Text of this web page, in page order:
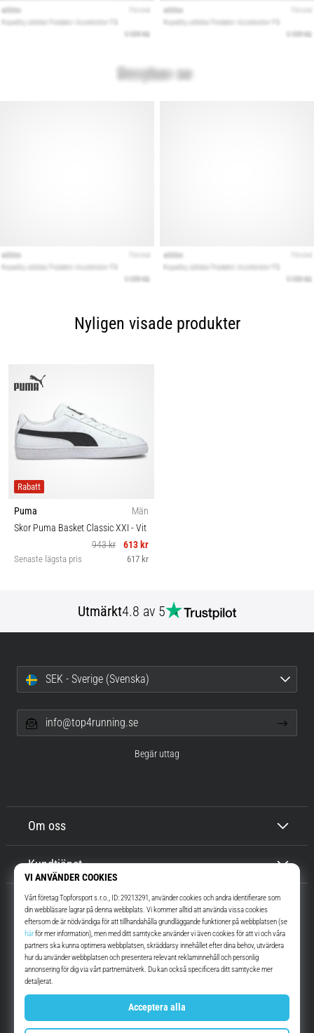
Nyligen visade produkter
Rabatt
Puma
Män
Skor Puma Basket Classic XXI- Vit
943 kr
613 kr
Senaste lägsta pris 617 kr
Utmärkt4.8 av 5
Top4Running.se
I mer än 16 år vi har vi motiverat dig att gå ut och springa. Snabbare. Med
InstagramYouTube
Om oss
Kundtjänst
SEK - Sverige (Svenska)
info@top4running.se
Begär uttag